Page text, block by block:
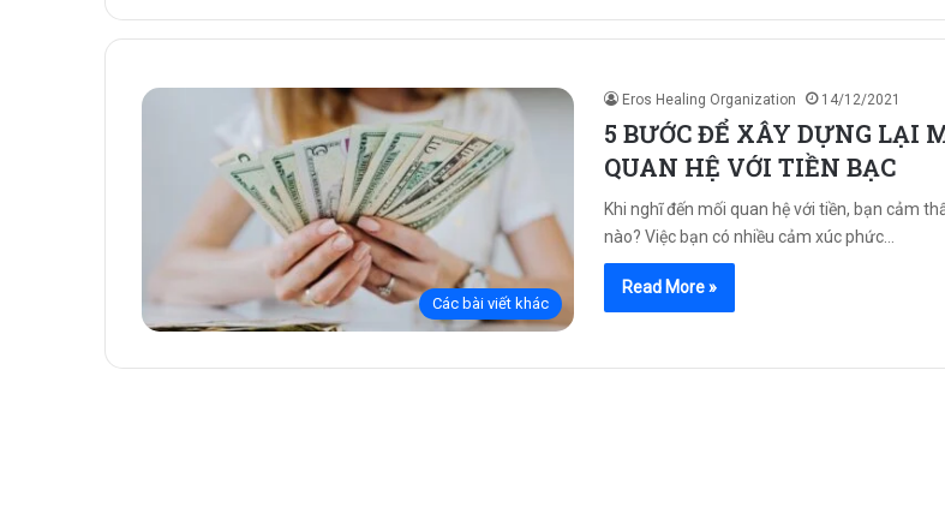
Các bài viết khác
Eros Healing Organization 14/12/2021
5 BƯỚC ĐỂ XÂY DỰNG LẠI
QUAN HỆ VỚI TIỀN BẠC
Khi nghĩ đến mối quan hệ với tiền, bạn cảm
nào? Việc bạn có nhiều cảm xúc phức…
Read More »